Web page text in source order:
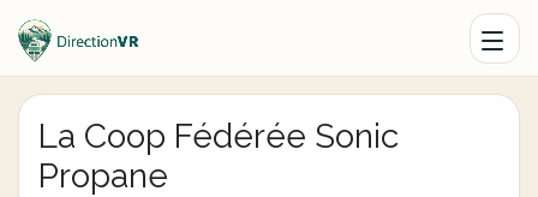
La Coop Fédérée Sonic
Propane